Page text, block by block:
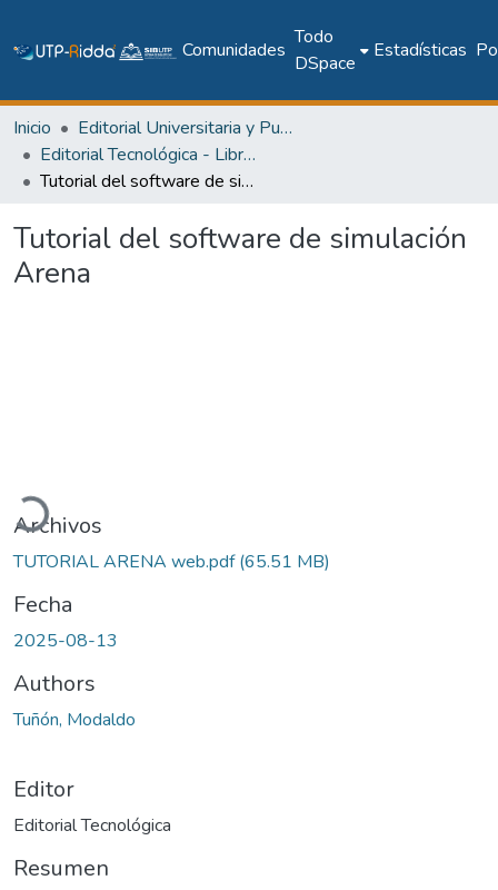
Comunidades
Todo
DSpace
Estadísticas
Inicio
Editorial Universitaria y Publicaciones Seriadas
Editorial Tecnológica - Libros académicos, científicos y técnicos
Tutorial del software de simulación Arena
Tutorial del software de simulación
Arena
Cargando...
Archivos
TUTORIAL ARENA web.pdf(65.51 MB)
Fecha
2025-08-13
Authors
Tuñón, Modaldo
Editor
Editorial Tecnológica
Resumen